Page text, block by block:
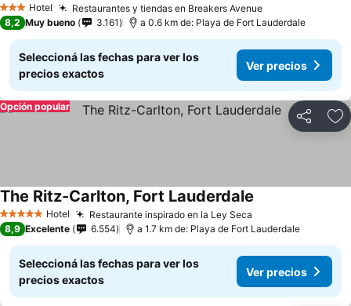
3 Estrellas
Hotel Restaurantes y tiendas en Breakers AvenueVer precios
8,2 Muy bueno 3.161 a 0.6 km de: Playa de Fort Lauderdale
Seleccioná las fechas para ver los
precios exactos
Ver precios
Compartir
Opción popular
5 Estrellas Hotel Restaurante inspirado en la Ley Seca
The Ritz-Carlton, Fort Lauderdale
8,9 Excelente 6.554 a 1.7 km de: Playa de Fort Lauderdale
Seleccioná las fechas para ver los
precios exactos
Ver precios